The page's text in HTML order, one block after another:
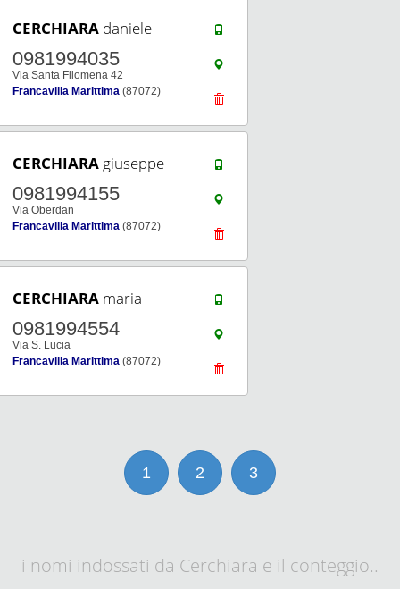
CERCHIARA daniele
0981994035
Via Santa Filomena 42
Francavilla Marittima (87072)
CERCHIARA giuseppe
0981994155
Via Oberdan
Francavilla Marittima (87072)
CERCHIARA maria
0981994554
Via S. Lucia
Francavilla Marittima (87072)
1 2 3
i nomi indossati da Cerchiara e il conteggio..